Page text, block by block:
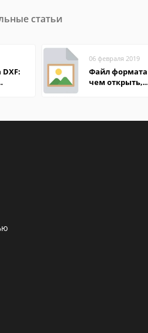
статьи
06 февраля 2019
Файл формата
чем открыть,